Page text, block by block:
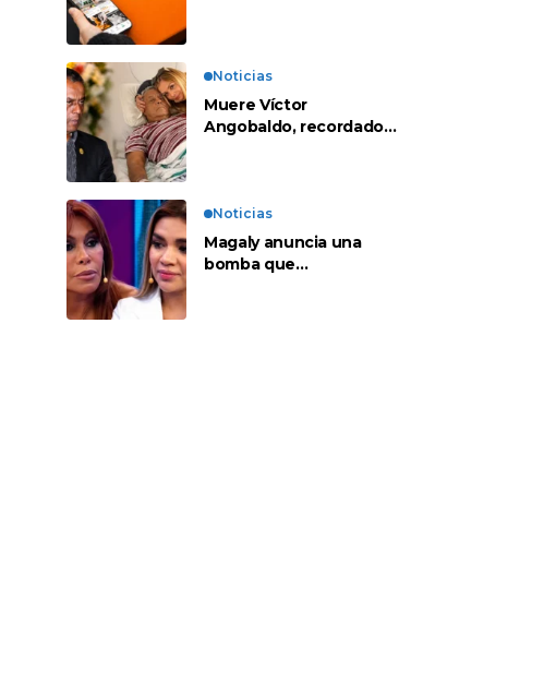
Noticias
Muere Víctor
Angobaldo, recordado
Noticias
Magaly anuncia una
bomba que